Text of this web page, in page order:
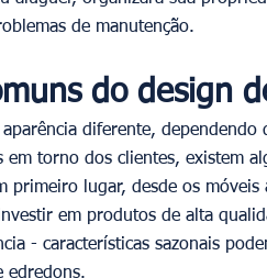
de manutenção.
do design
diferente,
em torno dos clientes, existem
primeiro lugar, desde os
em produtos de alta
- características sazonais
edredons.